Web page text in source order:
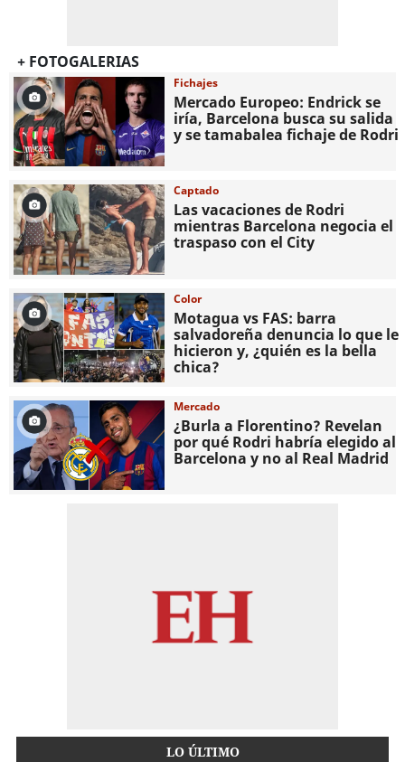
+ FOTOGALERIAS
Fichajes
Mercado Europeo: Endrick se
iría, Barcelona busca su salida
y se tamabalea fichaje de Rodri
Captado
Las vacaciones de Rodri
mientras Barcelona negocia el
traspaso con el City
Color
Motagua vs FAS: barra
salvadoreña denuncia lo que le
hicieron y, ¿quién es la bella
chica?
Mercado
¿Burla a Florentino? Revelan
por qué Rodri habría elegido al
Barcelona y no al Real Madrid
LO ÚLTIMO